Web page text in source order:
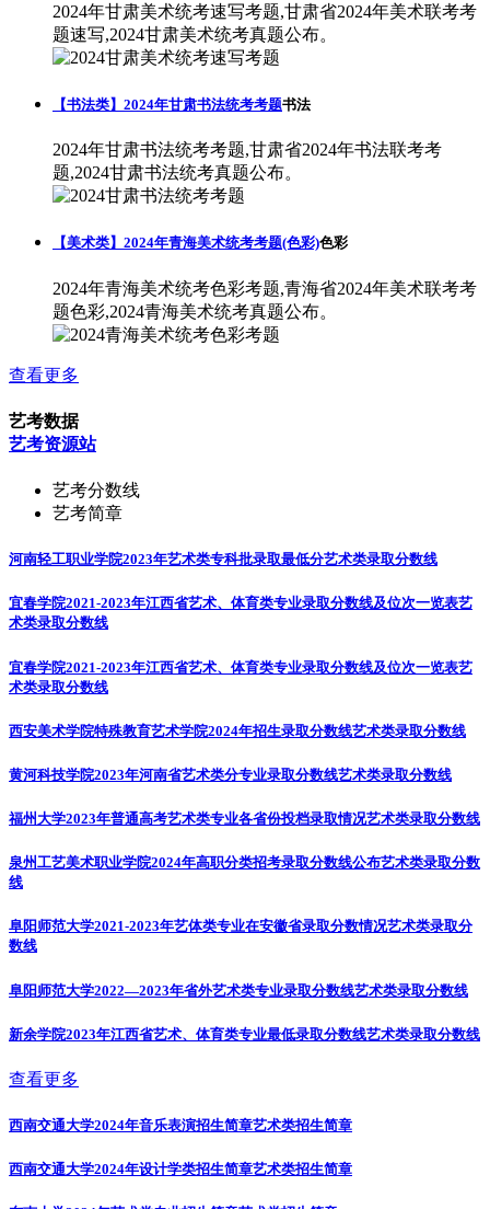
2024年甘肃美术统考速写考题,甘肃省2024年美术联考考
题速写,2024甘肃美术统考真题公布。
【书法类】2024年甘肃书法统考考题书法
2024年甘肃书法统考考题,甘肃省2024年书法联考考
题,2024甘肃书法统考真题公布。
【美术类】2024年青海美术统考考题(色彩)色彩
2024年青海美术统考色彩考题,青海省2024年美术联考考
题色彩,2024青海美术统考真题公布。
查看更多
艺考数据
艺考资源站
艺考分数线
艺考简章
河南轻工职业学院2023年艺术类专科批录取最低分艺术类录取分数线
宜春学院2021-2023年江西省艺术、体育类专业录取分数线及位次一览表艺
术类录取分数线
宜春学院2021-2023年江西省艺术、体育类专业录取分数线及位次一览表艺
术类录取分数线
西安美术学院特殊教育艺术学院2024年招生录取分数线艺术类录取分数线
黄河科技学院2023年河南省艺术类分专业录取分数线艺术类录取分数线
福州大学2023年普通高考艺术类专业各省份投档录取情况艺术类录取分数线
泉州工艺美术职业学院2024年高职分类招考录取分数线公布艺术类录取分数
线
阜阳师范大学2021-2023年艺体类专业在安徽省录取分数情况艺术类录取分
数线
阜阳师范大学2022—2023年省外艺术类专业录取分数线艺术类录取分数线
新余学院2023年江西省艺术、体育类专业最低录取分数线艺术类录取分数线
查看更多
西南交通大学2024年音乐表演招生简章艺术类招生简章
西南交通大学2024年设计学类招生简章艺术类招生简章